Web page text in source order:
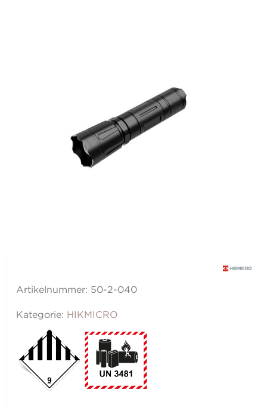
Artikelnummer: 50-2-040
Kategorie: HIKMICRO